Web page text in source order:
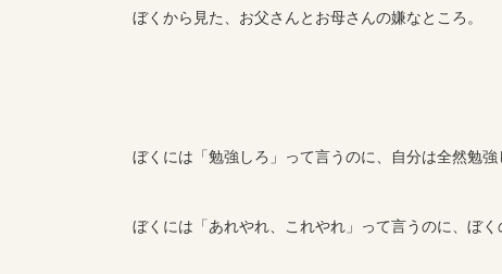
ぼくから見た、お父さんとお母さんの嫌なところ。
ぼくには「勉強しろ」って言うのに、自分は全然勉強
ぼくには「あれやれ、これやれ」って言うのに、ぼ